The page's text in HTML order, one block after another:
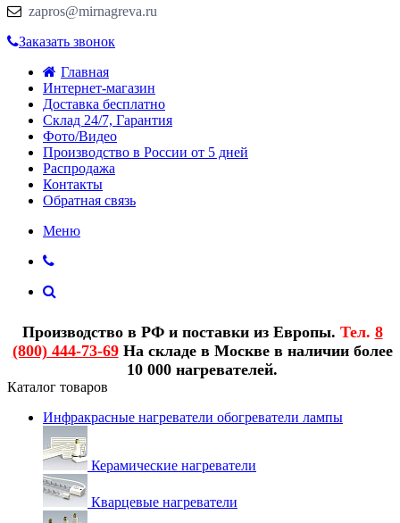
zapros@mirnagreva.ru
Заказать звонок
Главная
Интернет-магазин
Доставка бесплатно
Склад 24/7, Гарантия
Фото/Видео
Производство в России от 5 дней
Распродажа
Контакты
Обратная связь
Меню
Производство в РФ и поставки из Европы. Тел. 8
(800) 444-73-69На складе в Москве в наличии более
10 000 нагревателей.
Каталог товаров
Инфракрасные нагреватели обогреватели лампы
Керамические нагреватели
Кварцевые нагреватели